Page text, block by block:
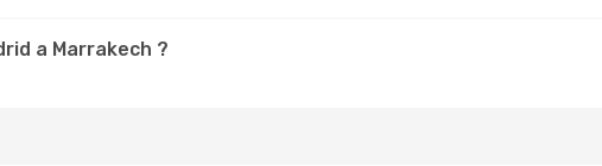
a Marrakech ?